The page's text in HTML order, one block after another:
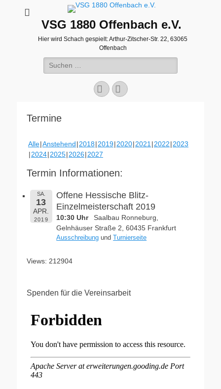
VSG 1880 Offenbach e.V.
Hier wird Schach gespielt: Arthur-Zitscher-Str. 22, 63065
Offenbach
Suche
nach:
FacebookWordPress
Termine
Alle Anstehend 2018 2019 2020 2021 2022 2023
2024 2025 2026 2027
Termin Informationen:
SA.
13
APR.
2019
Offene Hessische Blitz-
Einzelmeisterschaft 2019
10:30 Uhr
Saalbau Ronneburg,
Gelnhäuser Straße 2, 60435 Frankfurt
Ausschreibung und Turnierseite
Views: 212904
Spenden für die Vereinsarbeit